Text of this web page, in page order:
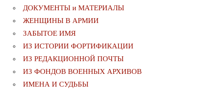
ДОКУМЕНТЫ и МАТЕРИАЛЫ
ЖЕНЩИНЫ В АРМИИ
ЗАБЫТОЕ ИМЯ
ИЗ ИСТОРИИ ФОРТИФИКАЦИИ
ИЗ РЕДАКЦИОННОЙ ПОЧТЫ
ИЗ ФОНДОВ ВОЕННЫХ АРХИВОВ
ИМЕНА И СУДЬБЫ